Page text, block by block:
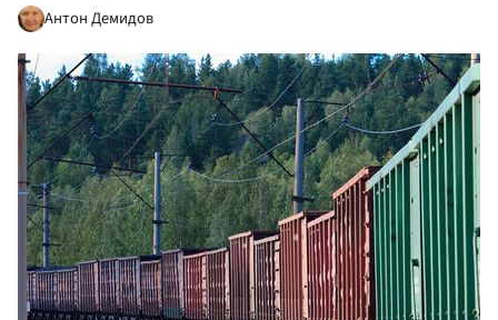
Антон Демидов